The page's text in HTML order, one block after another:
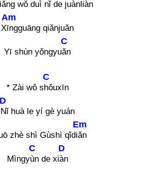
wǒ duì nǐ de juànliàn
X
Am
īngguāng qiǎnjuǎn
Yī shùn yǒngyu
C
ǎn
* Zài wǒ s
C
hǒuxīn
D
Nǐ huà le yí gè yuán
zhè shì Gùshì qǐdi
Em
ǎn
Mìngy
C
ùn de xi
D
àn